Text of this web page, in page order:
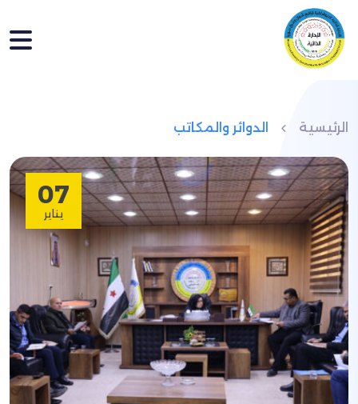
الرئيسية الدوائر والمكاتب
07
يناير